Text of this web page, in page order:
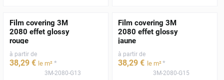
Film covering 3M
2080 effet glossy
rouge
à partir de
38,29 € le m² *
3M-2080-G13
Film covering 3M
2080 effet glossy
jaune
à partir de
38,29 € le m²*
3M-2080-G15